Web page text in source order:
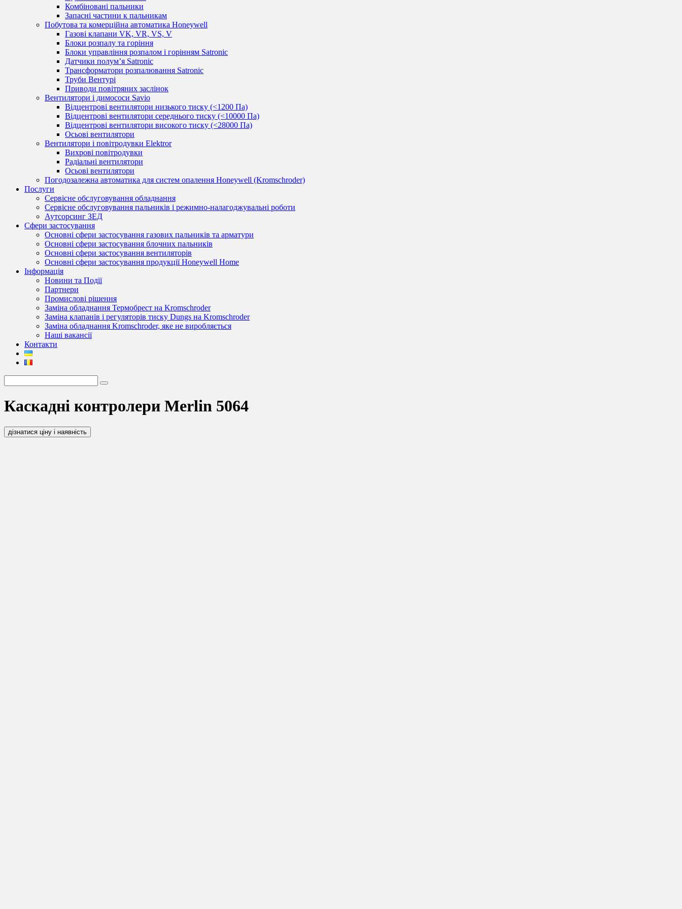
Комбіновані пальники
Запасні частини к пальникам
Побутова та комерційна автоматика Honeywell
Газові клапани VK, VR, VS, V
Блоки розпалу та горіння
Блоки управління розпалом і горінням Satronic
Датчики полум’я Satronic
Трансформатори розпалювання Satronic
Труби Вентурі
Приводи повітряних заслінок
Вентилятори і димососи Savio
Відцентрові вентилятори низького тиску (<1200 Па)
Відцентрові вентилятори середнього тиску (<10000 Па)
Відцентрові вентилятори високого тиску (<28000 Па)
Осьові вентилятори
Вентилятори і повітродувки Elektror
Вихрові повітродувки
Радіальні вентилятори
Осьові вентилятори
Погодозалежна автоматика для систем опалення Honeywell (Kromschroder)
Послуги
Сервісне обслуговування обладнання
Сервісне обслуговування пальників і режимно-налагоджувальні роботи
Аутсорсинг ЗЕД
Сфери застосування
Основні сфери застосування газових пальників та арматури
Основні сфери застосування блочних пальників
Основні сфери застосування вентиляторів
Основні сфери застосування продукції Honeywell Home
Інформація
Новини та Події
Партнери
Промислові рішення
Заміна обладнання Термобрест на Kromschroder
Заміна клапанів і регуляторів тиску Dungs на Kromschroder
Заміна обладнання Kromschroder, яке не виробляється
Наші вакансії
Контакти
Каскадні контролери Merlin 5064
дізнатися ціну і наявність